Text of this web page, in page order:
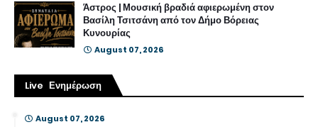
Άστρος | Μουσική βραδιά αφιερωμένη στον
Βασίλη Τσιτσάνη από τον Δήμο Βόρειας
Κυνουρίας
August 07, 2026
Live Ενημέρωση
August 07, 2026